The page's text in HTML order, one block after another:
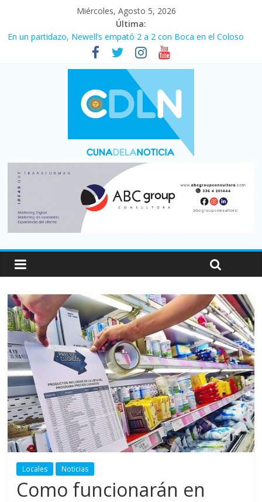
Miércoles, Agosto 5, 2026
Última:
En un partidazo, Newell’s empató 2 a 2 con Boca en el Coloso
Vacaciones de invierno con más movimiento y consumo
turístico: 4,6 millones de personas viajaron por el país, un 5,9%
Fuerte caída de la venta de autos usados en julio: bajó un 12,6%
Central venció 1 a 0 al River de Coudet en el Monumental
Pullaro mejora sus relaciones con el Gobierno nacional
Locales Noticias
Como funcionarán en